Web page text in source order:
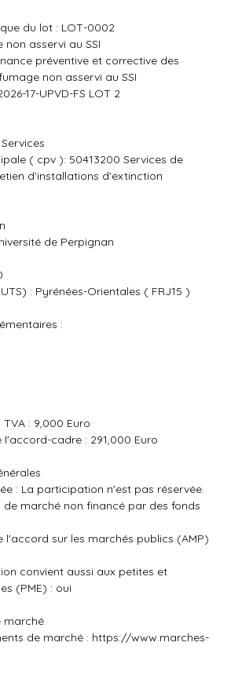
du lot : LOT-0002
asservi au SSI
préventive et corrective des
non asservi au SSI
17-UPVD-FS LOT 2
( cpv ): 50413200 Services de
d'installations d'extinction
de Perpignan
: Pyrénées-Orientales ( FRJ15 )
:
: 9,000 Euro
cadre : 291,000 Euro
: La participation n'est pas réservée.
marché non financé par des fonds
l'accord sur les marchés publics (AMP)
convient aussi aux petites et
(PME) : oui
marché
de marché : https://www.marches-